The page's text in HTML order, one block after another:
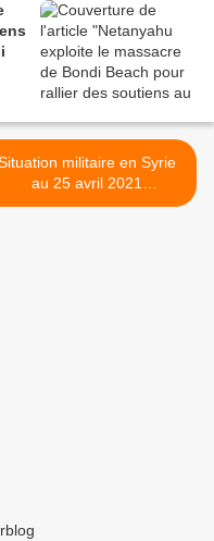
militaire en Syrie
au 25 avril 2021
(Southfront) >